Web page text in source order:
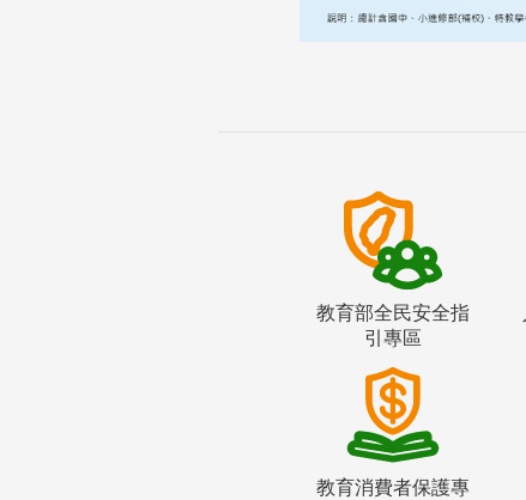
教育部全民安全指
引專區
教育消費者保護專